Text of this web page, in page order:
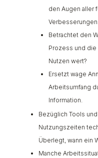
den Augen aller
Verbesserungen.
Betrachtet den
Prozess und die
Nutzen wert?
Ersetzt wage
Arbeitsumfang
Information.
Bezüglich Tools
Nutzungszeiten
Überlegt, wann ein
Manche